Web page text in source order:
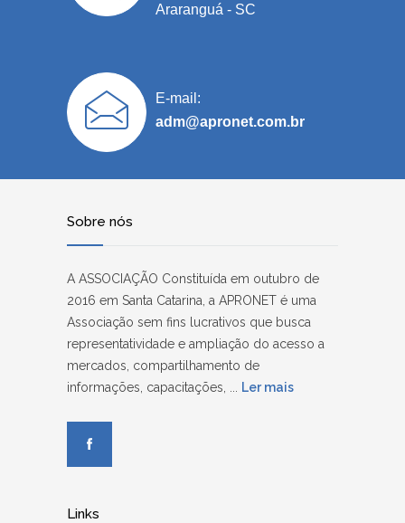
Araranguá - SC
E-mail:
adm@apronet.com.br
Sobre nós
A ASSOCIAÇÃO Constituída em outubro de
2016 em Santa Catarina, a APRONET é uma
Associação sem fins lucrativos que busca
representatividade e ampliação do acesso a
mercados, compartilhamento de
informações, capacitações, ...
Ler mais
Links